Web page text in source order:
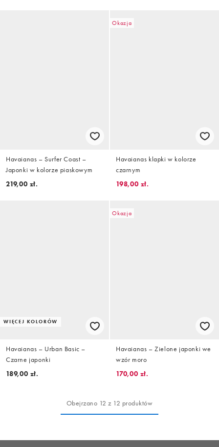
Havaianas – Surfer Coast –
Japonki w kolorze piaskowym
219,00 zł.
Okazja
Havaianas klapki w kolorze
czarnym
198,00 zł.
WIĘCEJ KOLORÓW
Havaianas – Urban Basic –
Czarne japonki
189,00 zł.
Okazja
Havaianas – Zielone japonki we
wzór moro
170,00 zł.
Obejrzano 12 z 12 produktów